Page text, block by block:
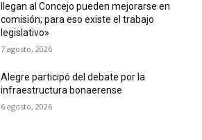
llegan al Concejo pueden mejorarse en
comisión; para eso existe el trabajo
legislativo»
7 agosto, 2026
Alegre participó del debate por la
infraestructura bonaerense
6 agosto, 2026